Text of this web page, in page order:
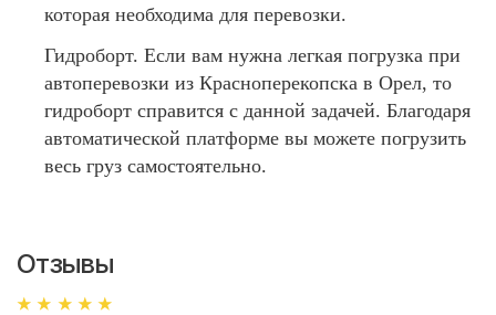
которая необходима для перевозки.
Гидроборт. Если вам нужна легкая погрузка при
автоперевозки из Красноперекопска в Орел, то
гидроборт справится с данной задачей. Благодаря
автоматической платформе вы можете погрузить
весь груз самостоятельно.
Отзывы